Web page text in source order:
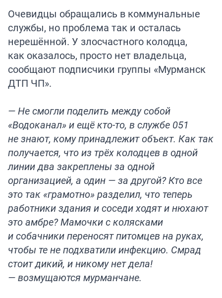
Очевидцы обращались в коммунальные
службы, но проблема так и осталась
нерешённой. У злосчастного колодца,
как оказалось, просто нет владельца,
сообщают подписчики группы «Мурманск
ДТП ЧП».
— Не смогли поделить между собой
«Водоканал» и ещё кто-то, в службе 051
не знают, кому принадлежит объект. Как так
получается, что из трёх колодцев в одной
линии два закреплены за одной
организацией, а один — за другой? Кто все
это так «грамотно» разделил, что теперь
работники здания и соседи ходят и нюхают
это амбре? Мамочки с колясками
и собачники переносят питомцев на руках,
чтобы те не подхватили инфекцию. Смрад
стоит дикий, и никому нет дела!
— возмущаются мурманчане.